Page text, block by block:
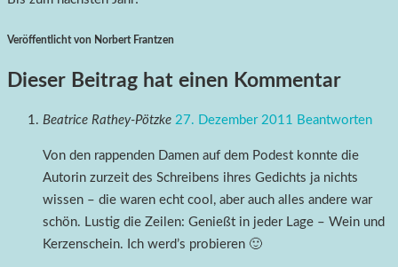
Veröffentlicht von Norbert Frantzen
Dieser Beitrag hat einen Kommentar
Beatrice Rathey-Pötzke 27. Dezember 2011 Beantworten
Von den rappenden Damen auf dem Podest konnte die
Autorin zurzeit des Schreibens ihres Gedichts ja nichts
wissen – die waren echt cool, aber auch alles andere war
schön. Lustig die Zeilen: Genießt in jeder Lage – Wein und
Kerzenschein. Ich werd’s probieren 🙂